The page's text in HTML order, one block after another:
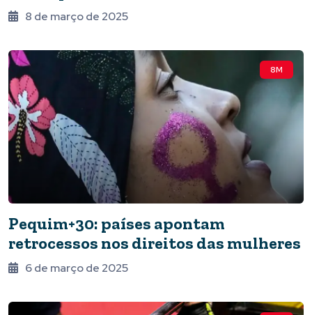
8 de março de 2025
8M
Pequim+30: países apontam
retrocessos nos direitos das mulheres
6 de março de 2025